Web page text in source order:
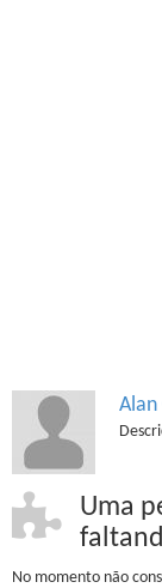
Alan
Uma
No momento não